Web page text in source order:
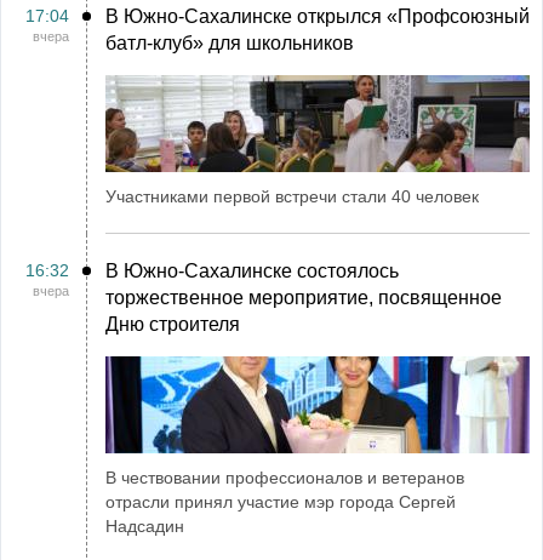
17:04
вчера
В Южно-Сахалинске открылся «Профсоюзный
батл-клуб» для школьников
Участниками первой встречи стали 40 человек
16:32
вчера
В Южно-Сахалинске состоялось
торжественное мероприятие, посвященное
Дню строителя
В чествовании профессионалов и ветеранов
отрасли принял участие мэр города Сергей
Надсадин